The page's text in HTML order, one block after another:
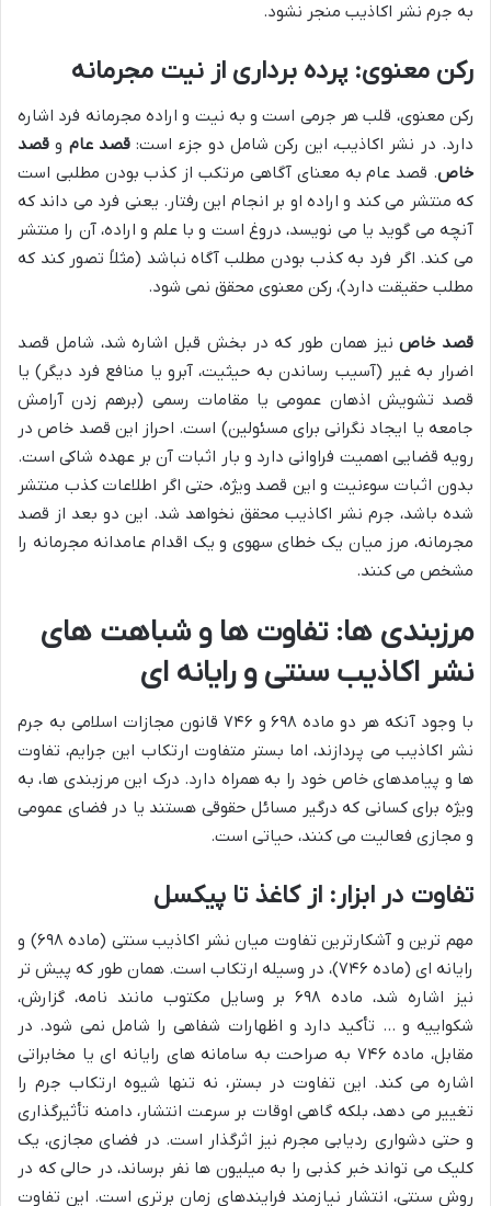
به جرم نشر اکاذیب منجر نشود.
رکن معنوی: پرده برداری از نیت مجرمانه
رکن معنوی، قلب هر جرمی است و به نیت و اراده مجرمانه فرد اشاره
دارد. در نشر اکاذیب، این رکن شامل دو جزء است:قصد عام و قصد
خاص. قصد عام به معنای آگاهی مرتکب از کذب بودن مطلبی است
که منتشر می کند و اراده او بر انجام این رفتار. یعنی فرد می داند که
آنچه می گوید یا می نویسد، دروغ است و با علم و اراده، آن را منتشر
می کند. اگر فرد به کذب بودن مطلب آگاه نباشد (مثلاً تصور کند که
مطلب حقیقت دارد)، رکن معنوی محقق نمی شود.
قصد خاصنیز همان طور که در بخش قبل اشاره شد، شامل قصد
اضرار به غیر (آسیب رساندن به حیثیت، آبرو یا منافع فرد دیگر) یا
قصد تشویش اذهان عمومی یا مقامات رسمی (برهم زدن آرامش
جامعه یا ایجاد نگرانی برای مسئولین) است. احراز این قصد خاص در
رویه قضایی اهمیت فراوانی دارد و بار اثبات آن بر عهده شاکی است.
بدون اثبات سوءنیت و این قصد ویژه، حتی اگر اطلاعات کذب منتشر
شده باشد، جرم نشر اکاذیب محقق نخواهد شد. این دو بعد از قصد
مجرمانه، مرز میان یک خطای سهوی و یک اقدام عامدانه مجرمانه را
مشخص می کنند.
مرزبندی ها: تفاوت ها و شباهت های
نشر اکاذیب سنتی و رایانه ای
با وجود آنکه هر دو ماده ۶۹۸ و ۷۴۶ قانون مجازات اسلامی به جرم
نشر اکاذیب می پردازند، اما بستر متفاوت ارتکاب این جرایم، تفاوت
ها و پیامدهای خاص خود را به همراه دارد. درک این مرزبندی ها، به
ویژه برای کسانی که درگیر مسائل حقوقی هستند یا در فضای عمومی
و مجازی فعالیت می کنند، حیاتی است.
تفاوت در ابزار: از کاغذ تا پیکسل
مهم ترین و آشکارترین تفاوت میان نشر اکاذیب سنتی (ماده ۶۹۸) و
رایانه ای (ماده ۷۴۶)، در وسیله ارتکاب است. همان طور که پیش تر
نیز اشاره شد، ماده ۶۹۸ بر وسایل مکتوب مانند نامه، گزارش،
شکواییه و … تأکید دارد و اظهارات شفاهی را شامل نمی شود. در
مقابل، ماده ۷۴۶ به صراحت به سامانه های رایانه ای یا مخابراتی
اشاره می کند. این تفاوت در بستر، نه تنها شیوه ارتکاب جرم را
تغییر می دهد، بلکه گاهی اوقات بر سرعت انتشار، دامنه تأثیرگذاری
و حتی دشواری ردیابی مجرم نیز اثرگذار است. در فضای مجازی، یک
کلیک می تواند خبر کذبی را به میلیون ها نفر برساند، در حالی که در
روش سنتی، انتشار نیازمند فرایندهای زمان برتری است. این تفاوت